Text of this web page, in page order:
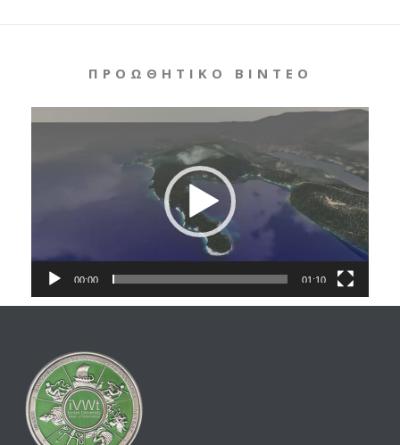
ΠΡΟΩΘΗΤΙΚΌ ΒΊΝΤΕΟ
00:00 01:10